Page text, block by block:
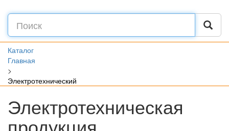
Каталог
Главная
>
Электротехнический
Электротехническая